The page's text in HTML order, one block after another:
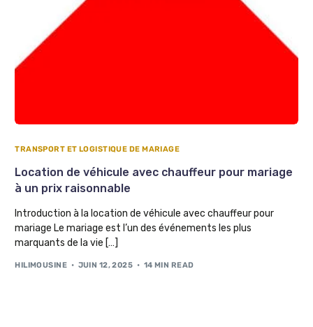
TRANSPORT ET LOGISTIQUE DE MARIAGE
Location de véhicule avec chauffeur pour mariage
à un prix raisonnable
Introduction à la location de véhicule avec chauffeur pour
mariage Le mariage est l’un des événements les plus
marquants de la vie […]
HILIMOUSINE JUIN 12, 2025 14 MIN READ